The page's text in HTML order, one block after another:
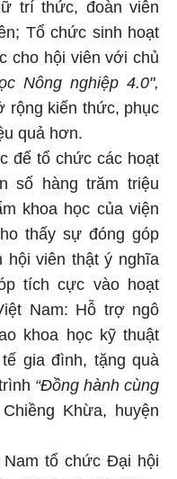
trí thức, đoàn viên
Tổ chức sinh hoạt
cho hội viên với chủ
Nông nghiệp 4.0",
rộng kiến thức, phục
quả hơn.
để tổ chức các hoạt
số hàng trăm triệu
khoa học của viện
thấy sự đóng góp
hội viên thật ý nghĩa
tích cực vào hoạt
Nam: Hỗ trợ ngô
khoa học kỹ thuật
gia đình, tặng quà
“Đồng hành cùng
Khừa, huyện
tổ chức Đại hội